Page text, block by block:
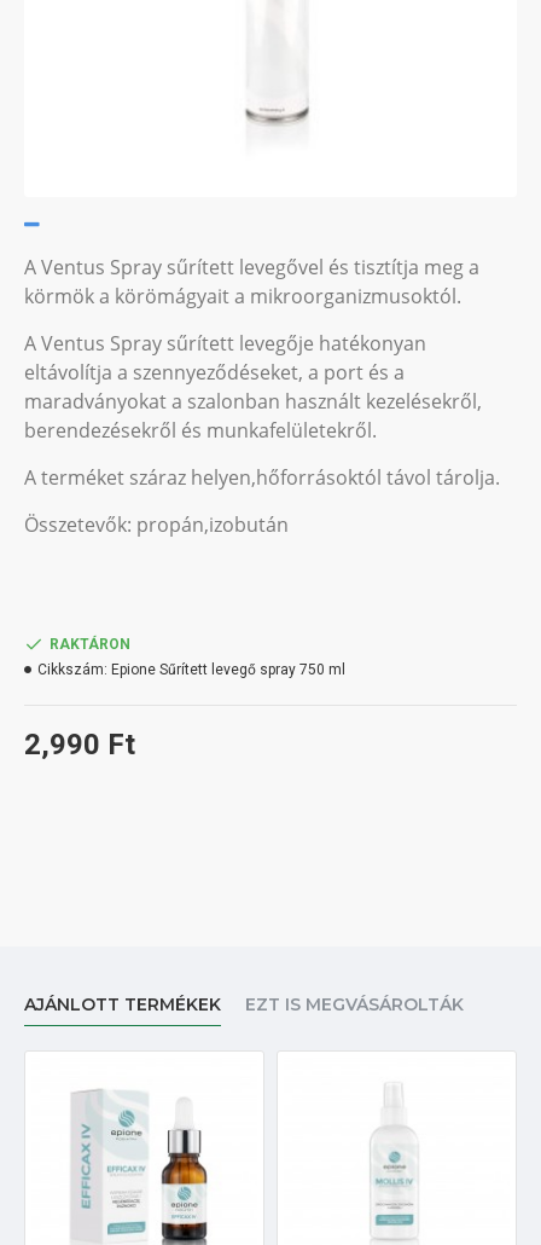
A Ventus Spray sűrített levegővel és tisztítja meg a
körmök a körömágyait a mikroorganizmusoktól.
A Ventus Spray sűrített levegője hatékonyan
eltávolítja a szennyeződéseket, a port és a
maradványokat a szalonban használt kezelésekről,
berendezésekről és munkafelületekről.
A terméket száraz helyen,hőforrásoktól távol tárolja.
Összetevők: propán,izobután
2,990 Ft
RAKTÁRON
Cikkszám: Epione Sűrített levegő spray 750 ml
AJÁNLOTT TERMÉKEK EZT IS MEGVÁSÁROLTÁK